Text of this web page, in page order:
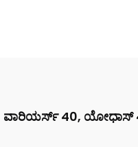
ವಾರಿಯರ್ಸ್ 40, ಯೋಧಾಸ್